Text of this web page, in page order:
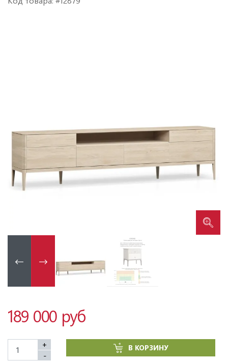
189 000 руб
+
-
В КОРЗИНУ